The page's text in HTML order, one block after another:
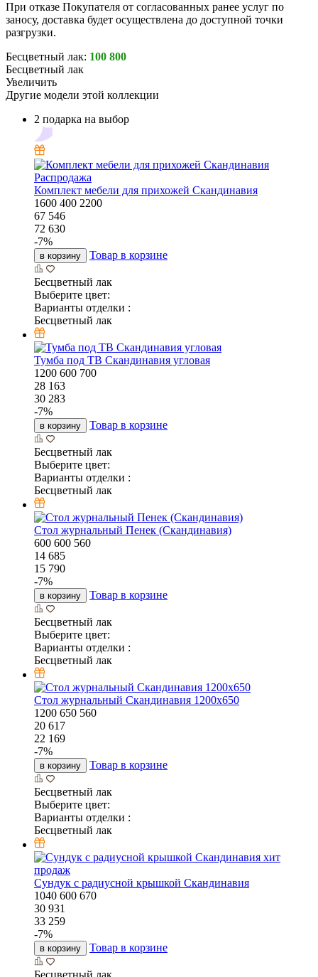
При отказе Покупателя от согласованных ранее услуг по
заносу, доставка будет осуществлена до доступной точки
разгрузки.
Бесцветный лак: 100 800
Бесцветный лак
Увеличить
Другие модели этой коллекции
2 подарка на выбор
Распродажа
Комплект мебели для прихожей Скандинавия
1600 400 2200
67 546
72 630
-7%
в корзину Товар в корзине
Бесцветный лак
Выберите цвет:
Варианты отделки :
Бесцветный лак
Тумба под ТВ Скандинавия угловая
1200 600 700
28 163
30 283
-7%
в корзину Товар в корзине
Бесцветный лак
Выберите цвет:
Варианты отделки :
Бесцветный лак
Стол журнальный Пенек (Скандинавия)
600 600 560
14 685
15 790
-7%
в корзину Товар в корзине
Бесцветный лак
Выберите цвет:
Варианты отделки :
Бесцветный лак
Стол журнальный Скандинавия 1200х650
1200 650 560
20 617
22 169
-7%
в корзину Товар в корзине
Бесцветный лак
Выберите цвет:
Варианты отделки :
Бесцветный лак
хит
продаж
Сундук с радиусной крышкой Скандинавия
1040 600 670
30 931
33 259
-7%
в корзину Товар в корзине
Бесцветный лак